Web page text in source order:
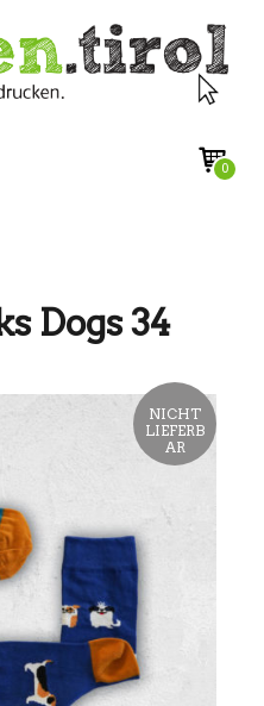
0
Dogs 34
NICHT
LIEFERB
AR